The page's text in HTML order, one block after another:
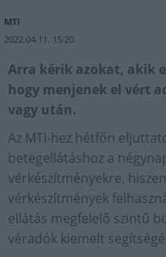
MTI
2022.04.11. 15:20
Arra kérik azokat, akik
hogy menjenek el vért
vagy után.
Az MTI-hez hétfőn
betegellátáshoz a
vérkészítményekre,
vérkészítmények
ellátás megfelelő szintű
véradók kiemelt